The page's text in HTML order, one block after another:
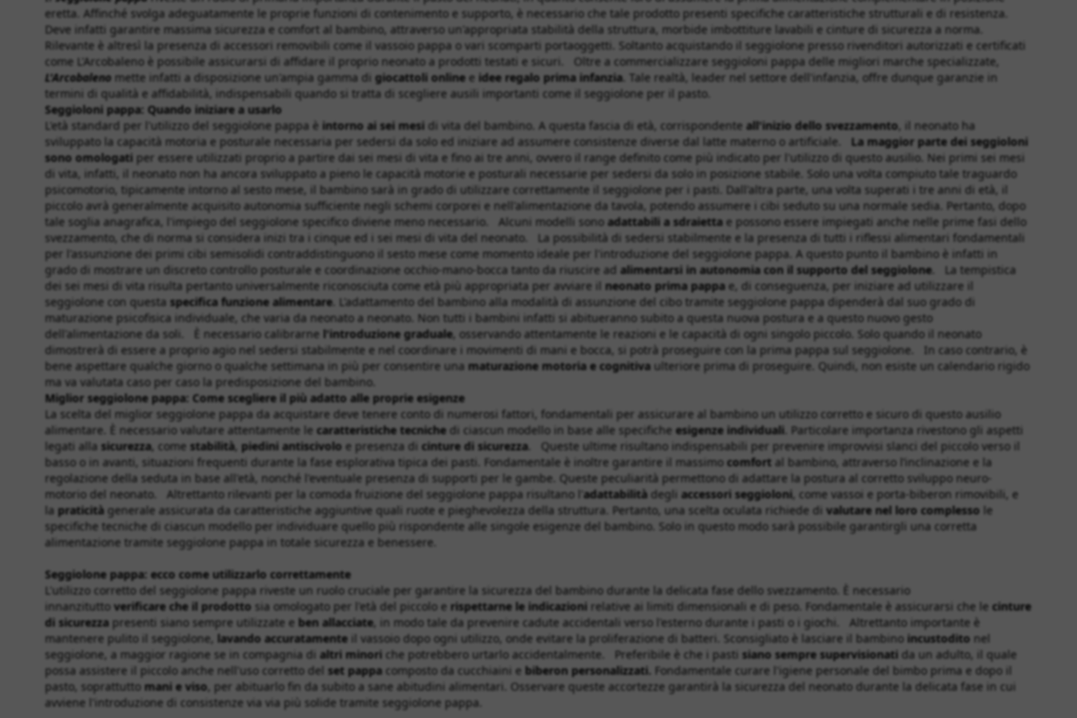
eretta. Affinché svolga adeguatamente le proprie funzioni di contenimento e supporto, è necessario che tale prodotto presenti specifiche caratteristiche strutturali e di resistenza.
Deve infatti garantire massima sicurezza e comfort al bambino, attraverso un'appropriata stabilità della struttura, morbide imbottiture lavabili e cinture di sicurezza a norma.
Rilevante è altresì la presenza di accessori removibili come il vassoio pappa o vari scomparti portaoggetti. Soltanto acquistando il seggiolone presso rivenditori autorizzati e certificati
come L'Arcobaleno è possibile assicurarsi di affidare il proprio neonato a prodotti testati e sicuri. Oltre a commercializzare seggioloni pappa delle migliori marche specializzate,
L'Arcobaleno mette infatti a disposizione un'ampia gamma di giocattoli online e idee regalo prima infanzia. Tale realtà, leader nel settore dell'infanzia, offre dunque garanzie in
termini di qualità e affidabilità, indispensabili quando si tratta di scegliere ausili importanti come il seggiolone per il pasto.
Seggioloni pappa: Quando iniziare a usarlo
L'età standard per l'utilizzo del seggiolone pappa è intorno ai sei mesi di vita del bambino. A questa fascia di età, corrispondente all'inizio dello svezzamento , il neonato ha
sviluppato la capacità motoria e posturale necessaria per sedersi da solo ed iniziare ad assumere consistenze diverse dal latte materno o artificiale. La maggior parte dei seggioloni
sono omologati per essere utilizzati proprio a partire dai sei mesi di vita e fino ai tre anni, ovvero il range definito come più indicato per l'utilizzo di questo ausilio. Nei primi sei mesi
di vita, infatti, il neonato non ha ancora sviluppato a pieno le capacità motorie e posturali necessarie per sedersi da solo in posizione stabile. Solo una volta compiuto tale traguardo
psicomotorio, tipicamente intorno al sesto mese, il bambino sarà in grado di utilizzare correttamente il seggiolone per i pasti. Dall'altra parte, una volta superati i tre anni di età, il
piccolo avrà generalmente acquisito autonomia sufficiente negli schemi corporei e nell'alimentazione da tavola, potendo assumere i cibi seduto su una normale sedia. Pertanto, dopo
tale soglia anagrafica, l'impiego del seggiolone specifico diviene meno necessario. Alcuni modelli sono adattabili a sdraietta e possono essere impiegati anche nelle prime fasi dello
svezzamento, che di norma si considera inizi tra i cinque ed i sei mesi di vita del neonato. La possibilità di sedersi stabilmente e la presenza di tutti i riflessi alimentari fondamentali
per l'assunzione dei primi cibi semisolidi contraddistinguono il sesto mese come momento ideale per l'introduzione del seggiolone pappa. A questo punto il bambino è infatti in
grado di mostrare un discreto controllo posturale e coordinazione occhio-mano-bocca tanto da riuscire ad alimentarsi in autonomia con il supporto del seggiolone . La tempistica
dei sei mesi di vita risulta pertanto universalmente riconosciuta come età più appropriata per avviare il neonato prima pappa e, di conseguenza, per iniziare ad utilizzare il
seggiolone con questa specifica funzione alimentare . L'adattamento del bambino alla modalità di assunzione del cibo tramite seggiolone pappa dipenderà dal suo grado di
maturazione psicofisica individuale, che varia da neonato a neonato. Non tutti i bambini infatti si abitueranno subito a questa nuova postura e a questo nuovo gesto
dell'alimentazione da soli. È necessario calibrarne l'introduzione graduale, osservando attentamente le reazioni e le capacità di ogni singolo piccolo. Solo quando il neonato
dimostrerà di essere a proprio agio nel sedersi stabilmente e nel coordinare i movimenti di mani e bocca, si potrà proseguire con la prima pappa sul seggiolone. In caso contrario, è
bene aspettare qualche giorno o qualche settimana in più per consentire una maturazione motoria e cognitiva ulteriore prima di proseguire. Quindi, non esiste un calendario rigido
ma va valutata caso per caso la predisposizione del bambino.
Miglior seggiolone pappa: Come scegliere il più adatto alle proprie esigenze
La scelta del miglior seggiolone pappa da acquistare deve tenere conto di numerosi fattori, fondamentali per assicurare al bambino un utilizzo corretto e sicuro di questo ausilio
alimentare. È necessario valutare attentamente le caratteristiche tecniche di ciascun modello in base alle specifiche esigenze individuali . Particolare importanza rivestono gli aspetti
legati alla sicurezza, come stabilità, piedini antiscivolo e presenza di cinture di sicurezza. Queste ultime risultano indispensabili per prevenire improvvisi slanci del piccolo verso il
basso o in avanti, situazioni frequenti durante la fase esplorativa tipica dei pasti. Fondamentale è inoltre garantire il massimo comfort al bambino, attraverso l’inclinazione e la
regolazione della seduta in base all'età, nonché l'eventuale presenza di supporti per le gambe. Queste peculiarità permettono di adattare la postura al corretto sviluppo neuro-
motorio del neonato. Altrettanto rilevanti per la comoda fruizione del seggiolone pappa risultano l' adattabilità degli accessori seggioloni, come vassoi e porta-biberon rimovibili, e
la praticità generale assicurata da caratteristiche aggiuntive quali ruote e pieghevolezza della struttura. Pertanto, una scelta oculata richiede di valutare nel loro complesso le
specifiche tecniche di ciascun modello per individuare quello più rispondente alle singole esigenze del bambino. Solo in questo modo sarà possibile garantirgli una corretta
alimentazione tramite seggiolone pappa in totale sicurezza e benessere.
Seggiolone pappa: ecco come utilizzarlo correttamente
L'utilizzo corretto del seggiolone pappa riveste un ruolo cruciale per garantire la sicurezza del bambino durante la delicata fase dello svezzamento. È necessario
innanzitutto verificare che il prodotto sia omologato per l'età del piccolo e rispettarne le indicazioni relative ai limiti dimensionali e di peso. Fondamentale è assicurarsi che le cinture
di sicurezza presenti siano sempre utilizzate e ben allacciate, in modo tale da prevenire cadute accidentali verso l'esterno durante i pasti o i giochi. Altrettanto importante è
mantenere pulito il seggiolone, lavando accuratamente il vassoio dopo ogni utilizzo, onde evitare la proliferazione di batteri. Sconsigliato è lasciare il bambino incustodito nel
seggiolone, a maggior ragione se in compagnia di altri minori che potrebbero urtarlo accidentalmente. Preferibile è che i pasti siano sempre supervisionati da un adulto, il quale
possa assistere il piccolo anche nell'uso corretto del set pappa composto da cucchiaini e biberon personalizzati. Fondamentale curare l'igiene personale del bimbo prima e dopo il
pasto, soprattutto mani e viso , per abituarlo fin da subito a sane abitudini alimentari. Osservare queste accortezze garantirà la sicurezza del neonato durante la delicata fase in cui
avviene l'introduzione di consistenze via via più solide tramite seggiolone pappa.